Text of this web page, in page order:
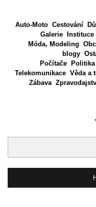
Auto-Moto Cestování
Galerie
Instituce
Móda, Modeling
blogy
Počítače
Politika
Telekomunikace Věda a
Zábava